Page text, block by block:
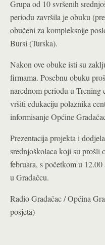
Grupa od 10 svršenih
periodu završila je obuku
obučeni za kompleksnije
Bursi (Turska).
Nakon ove obuke isti su
firmama. Posebnu obuku
narednom periodu u Trening
vršiti edukaciju polaznika
informisanje Općine
Prezentacija projekta i
srednjoškolaca koji su prošli
februara, s početkom u
u Gradačcu.
Radio Gradačac / Općina
posjeta)